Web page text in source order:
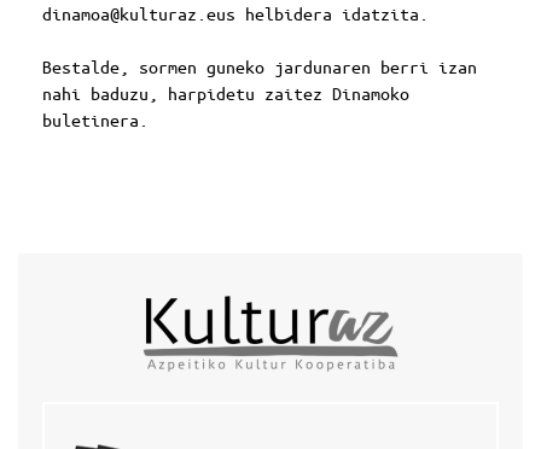
dinamoa@kulturaz.eus helbidera idatzita.
Bestalde, sormen guneko jardunaren berri izan
nahi baduzu, harpidetu zaitez Dinamoko
buletinera